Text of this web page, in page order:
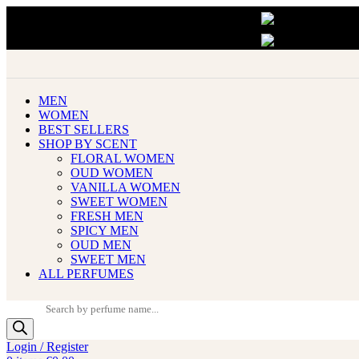
MEN
WOMEN
BEST SELLERS
SHOP BY SCENT
FLORAL WOMEN
OUD WOMEN
VANILLA WOMEN
SWEET WOMEN
FRESH MEN
SPICY MEN
OUD MEN
SWEET MEN
ALL PERFUMES
Products
search
Login / Register